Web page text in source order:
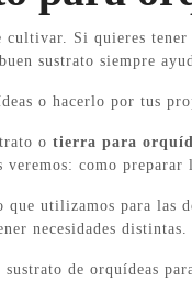
cultivar. Si quieres
sustrato siempre
o hacerlo por tus
o tierra para
como
utilizamos para las
necesidades
de orquídeas